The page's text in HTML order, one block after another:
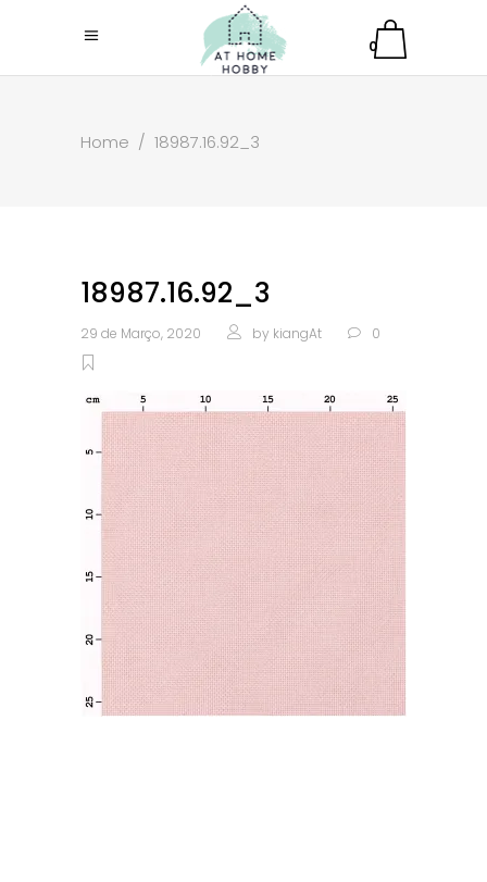
0
Home / 18987.16.92_3
18987.16.92_3
29 de Março, 2020 by kiangAt 0